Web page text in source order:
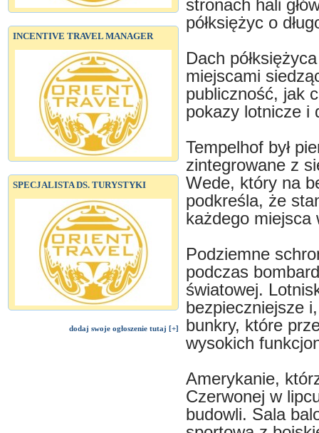
INCENTIVE TRAVEL MANAGER
SPECJALISTA DS. TURYSTYKI
dodaj swoje ogłoszenie tutaj [+]
stronach hali
półksiężyc o
Dach
miejscami
publiczność, jak
pokazy lotnicze i
Tempelhof był
zintegrowane z
Wede, który na
podkreśla, że
każdego miejsca
Podziemne
podczas
światowej.
bezpieczniejsze
bunkry, które
wysokich
Amerykanie,
Czerwonej w
budowli. Sala